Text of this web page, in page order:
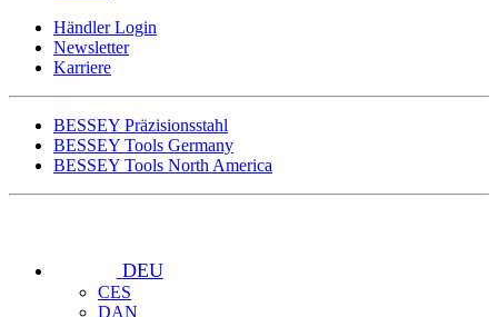
Händler Login
Newsletter
Karriere
BESSEY Präzisionsstahl
BESSEY Tools Germany
BESSEY Tools North America
DEU
CES
DAN